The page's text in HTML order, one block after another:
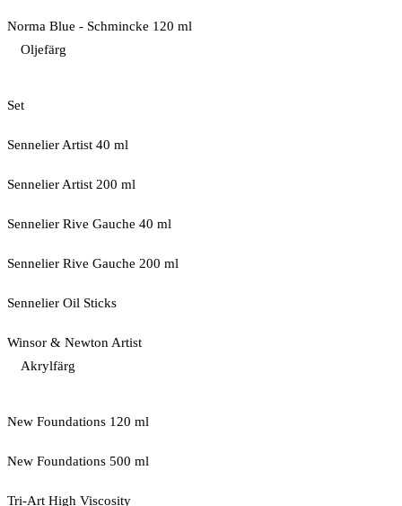
Norma Blue - Schmincke 120 ml
Oljefärg
Set
Sennelier Artist 40 ml
Sennelier Artist 200 ml
Sennelier Rive Gauche 40 ml
Sennelier Rive Gauche 200 ml
Sennelier Oil Sticks
Winsor & Newton Artist
Akrylfärg
New Foundations 120 ml
New Foundations 500 ml
Tri-Art High Viscosity